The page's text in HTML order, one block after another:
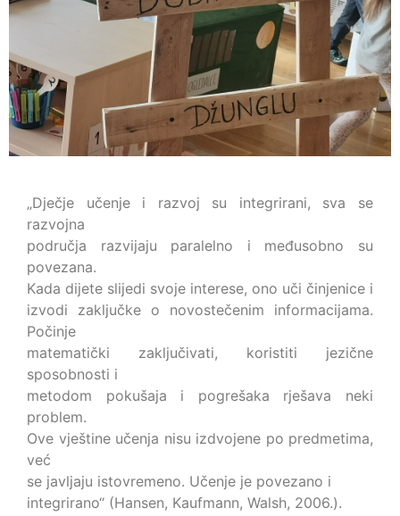
„Dječje učenje i razvoj su integrirani, sva se
razvojna
područja razvijaju paralelno i međusobno su
povezana.
Kada dijete slijedi svoje interese, ono uči činjenice i
izvodi zaključke o novostečenim informacijama.
Počinje
matematički zaključivati, koristiti jezične
sposobnosti i
metodom pokušaja i pogrešaka rješava neki
problem.
Ove vještine učenja nisu izdvojene po predmetima,
već
se javljaju istovremeno. Učenje je povezano i
integrirano“ (Hansen, Kaufmann, Walsh, 2006.).